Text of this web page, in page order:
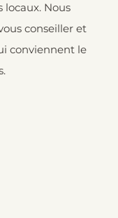
Nous
conseiller et
conviennent le